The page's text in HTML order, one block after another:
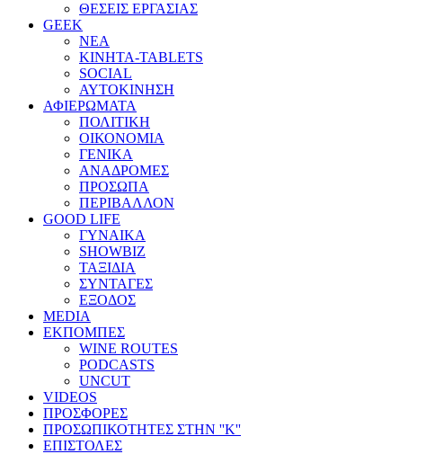
ΘΕΣΕΙΣ ΕΡΓΑΣΙΑΣ
GEEK
ΝΕΑ
ΚΙΝΗΤΑ-TABLETS
SOCIAL
ΑΥΤΟΚΙΝΗΣΗ
ΑΦΙΕΡΩΜΑΤΑ
ΠΟΛΙΤΙΚΗ
ΟΙΚΟΝΟΜΙΑ
ΓΕΝΙΚΑ
ΑΝΑΔΡΟΜΕΣ
ΠΡΟΣΩΠΑ
ΠΕΡΙΒΑΛΛΟΝ
GOOD LIFE
ΓΥΝΑΙΚΑ
SHOWBIZ
ΤΑΞΙΔΙΑ
ΣΥΝΤΑΓΕΣ
ΕΞΟΔΟΣ
MEDIA
ΕΚΠΟΜΠΕΣ
WINE ROUTES
PODCASTS
UNCUT
VIDEOS
ΠΡΟΣΦΟΡΕΣ
ΠΡΟΣΩΠΙΚΟΤΗΤΕΣ ΣΤΗΝ ''Κ''
ΕΠΙΣΤΟΛΕΣ